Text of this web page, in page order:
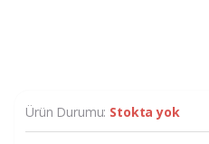
Ürün Durumu: Stokta yok